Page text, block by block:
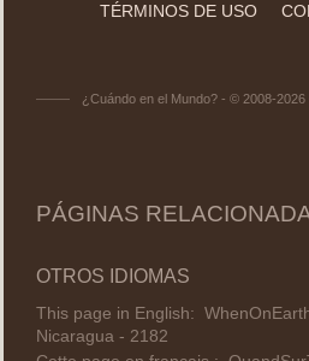
TÉRMINOS DE USO
¿Cuándo en el Mundo? - © 2008-
PÁGINAS
OTROS IDIOMAS
This page in English:
Nicaragua - 2182